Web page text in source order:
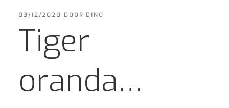
GEPLAATST
03/12/2020 DOOR DINO
Tiger
oranda…